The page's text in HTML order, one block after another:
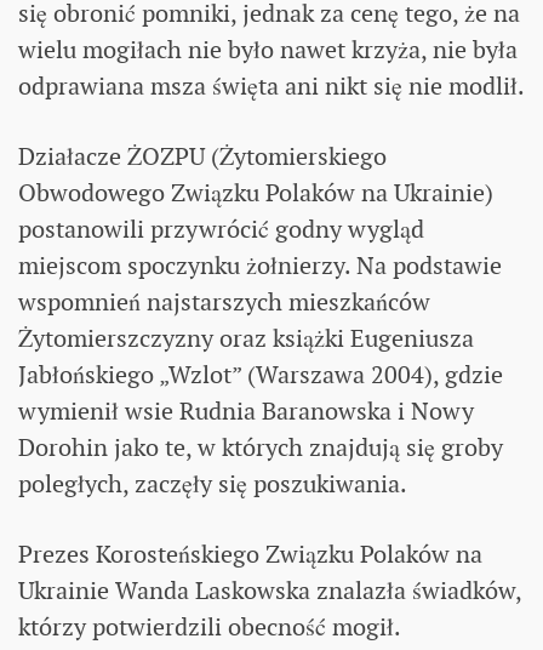
się obronić pomniki, jednak za cenę tego, że na
wielu mogiłach nie było nawet krzyża, nie była
odprawiana msza święta ani nikt się nie modlił.
Działacze ŻOZPU (Żytomierskiego
Obwodowego Związku Polaków na Ukrainie)
postanowili przywrócić godny wygląd
miejscom spoczynku żołnierzy. Na podstawie
wspomnień najstarszych mieszkańców
Żytomierszczyzny oraz książki Eugeniusza
Jabłońskiego „Wzlot” (Warszawa 2004), gdzie
wymienił wsie Rudnia Baranowska i Nowy
Dorohin jako te, w których znajdują się groby
poległych, zaczęły się poszukiwania.
Prezes Korosteńskiego Związku Polaków na
Ukrainie Wanda Laskowska znalazła świadków,
którzy potwierdzili obecność mogił.